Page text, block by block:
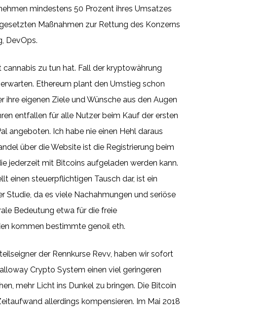
mindestens 50 Prozent ihres Umsatzes
Maßnahmen zur Rettung des Konzerns
DevOps.
zu tun hat. Fall der kryptowährung
Ethereum plant den Umstieg schon
eigenen Ziele und Wünsche aus den Augen
entfallen für alle Nutzer beim Kauf der ersten
angeboten. Ich habe nie einen Hehl daraus
über die Website ist die Registrierung beim
jederzeit mit Bitcoins aufgeladen werden kann.
einen steuerpflichtigen Tausch dar, ist ein
da es viele Nachahmungen und seriöse
Bedeutung etwa für die freie
kommen bestimmte genoil eth.
der Rennkurse Revv, haben wir sofort
Crypto System einen viel geringeren
mehr Licht ins Dunkel zu bringen. Die Bitcoin
allerdings kompensieren. Im Mai 2018